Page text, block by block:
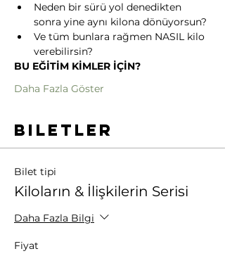
Neden bir sürü yol denedikten
sonra yine aynı kilona dönüyorsun?
Ve tüm bunlara rağmen NASIL kilo
verebilirsin?
BU EĞİTİM KİMLER İÇİN?
Daha Fazla Göster
Biletler
Bilet tipi
Kiloların & İlişkilerin Serisi
Daha Fazla Bilgi
Fiyat